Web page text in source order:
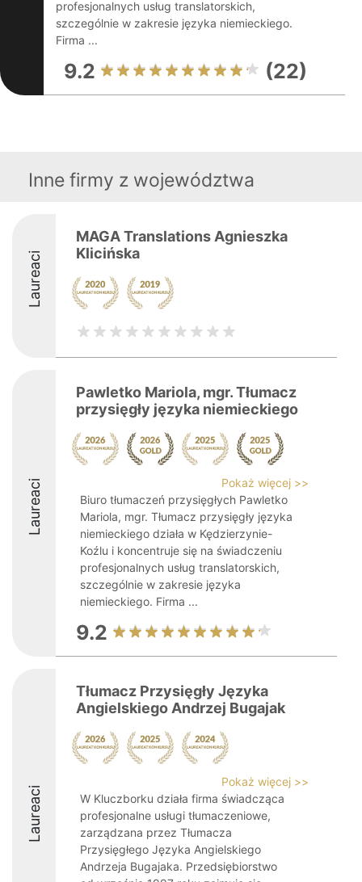
profesjonalnych usług translatorskich,
szczególnie w zakresie języka niemieckiego.
Firma ...
9.2 (22)
Inne firmy z województwa
Laureaci
MAGA Translations Agnieszka
Klicińska
Laureaci
Pawletko Mariola, mgr. Tłumacz
przysięgły języka niemieckiego
Pokaż więcej >>
Biuro tłumaczeń przysięgłych Pawletko
Mariola, mgr. Tłumacz przysięgły języka
niemieckiego działa w Kędzierzynie-
Koźlu i koncentruje się na świadczeniu
profesjonalnych usług translatorskich,
szczególnie w zakresie języka
niemieckiego. Firma ...
9.2
Laureaci
Tłumacz Przysięgły Języka
Angielskiego Andrzej Bugajak
Pokaż więcej >>
W Kluczborku działa firma świadcząca
profesjonalne usługi tłumaczeniowe,
zarządzana przez Tłumacza
Przysięgłego Języka Angielskiego
Andrzeja Bugajaka. Przedsiębiorstwo